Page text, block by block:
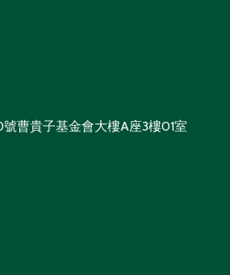
曹貴子基金會大樓A座3樓01室